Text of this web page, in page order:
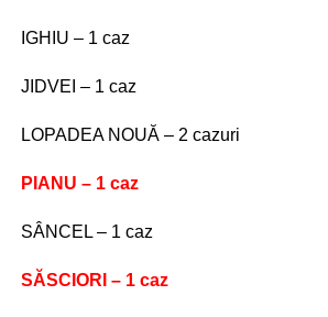
IGHIU – 1 caz
JIDVEI – 1 caz
LOPADEA NOUĂ – 2 cazuri
PIANU – 1 caz
SÂNCEL – 1 caz
SĂSCIORI – 1 caz